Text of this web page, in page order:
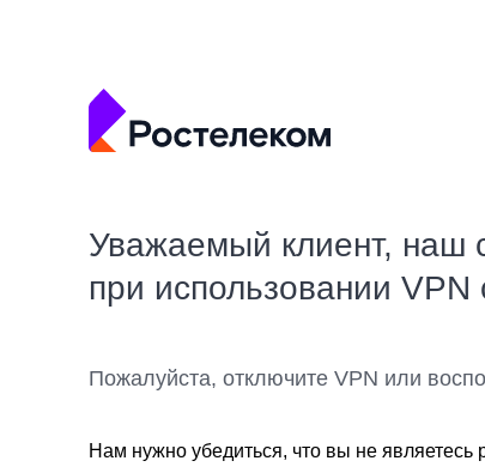
Уважаемый клиент, наш
при использовании VPN
Пожалуйста, отключите VPN или
Нам нужно убедиться, что вы не являетесь